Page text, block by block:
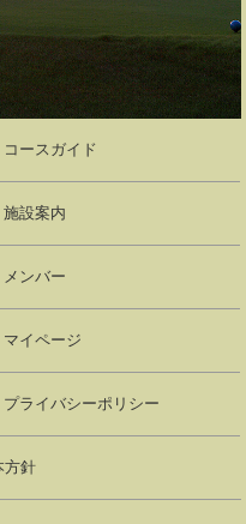
コースガイド
施設案内
メンバー
マイページ
プライバシーポリシー
方針